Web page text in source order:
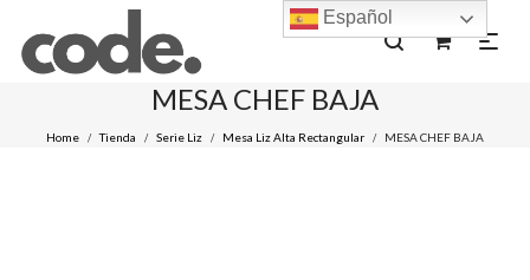
MESA CHEF BAJA
Home / Tienda / Serie Liz / Mesa Liz Alta Rectangular / MESA CHEF BAJA
Español